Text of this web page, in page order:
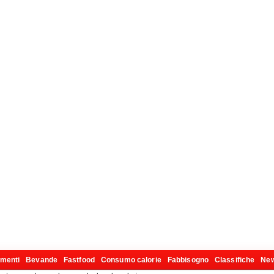
Bevande Fastfood Consumo calorie Fabbisogno Classifiche